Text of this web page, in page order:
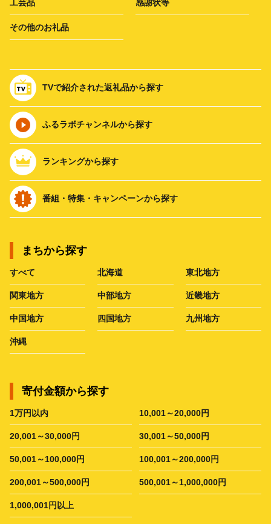
工芸品 感謝状等
その他のお礼品
TVで紹介された返礼品から探す
ふるラボチャンネルから探す
ランキングから探す
番組・特集・キャンペーンから探す
まちから探す
すべて 北海道 東北地方
関東地方 中部地方 近畿地方
中国地方 四国地方 九州地方
沖縄
寄付金額から探す
1万円以内 10,001～20,000円
20,001～30,000円 30,001～50,000円
50,001～100,000円 100,001～200,000円
200,001～500,000円 500,001～1,000,000円
1,000,001円以上